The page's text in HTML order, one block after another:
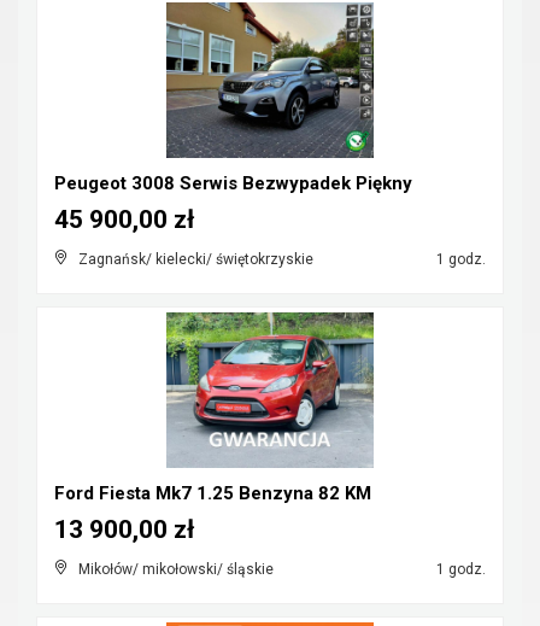
Peugeot 3008 Serwis Bezwypadek Piękny
Zagnańsk/ kielecki/ świętokrzyskie 1 godz.
45 900,00 zł
Ford Fiesta Mk7 1.25 Benzyna 82 KM
Mikołów/ mikołowski/ śląskie 1 godz.
13 900,00 zł